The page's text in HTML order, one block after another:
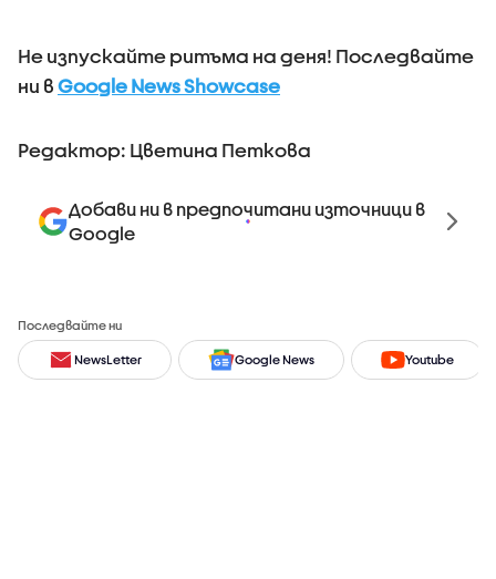
Не изпускайте ритъма на деня! Последвайте
ни в Google News Showcase
Редактор: Цветина Петкова
Добави ни в предпочитани източници в
Google
Последвайте ни
NewsLetter Google News Youtube